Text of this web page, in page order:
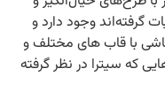
گرفته‌اند وجود دارد و
با قاب های مختلف و
که سیترا در نظر گرفته